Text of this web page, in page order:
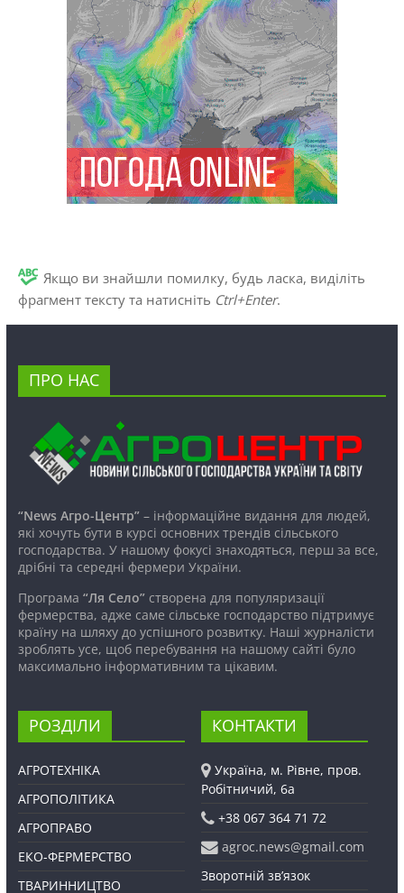
Якщо ви знайшли помилку, будь ласка, виділіть
фрагмент тексту та натисніть Ctrl+Enter.
ПРО НАС
“News Агро-Центр”– інформаційне видання для людей,
які хочуть бути в курсі основних трендів сільського
господарства. У нашому фокусі знаходяться, перш за все,
дрібні та середні фермери України.
Програма “Ля Село”створена для популяризації
фермерства, адже саме сільське господарство підтримує
країну на шляху до успішного розвитку. Наші журналісти
зроблять усе, щоб перебування на нашому сайті було
максимально інформативним та цікавим.
РОЗДІЛИ
АГРОТЕХНІКА
АГРОПОЛІТИКА
АГРОПРАВО
ЕКО-ФЕРМЕРСТВО
ТВАРИННИЦТВО
КОНТАКТИ
Україна, м. Рівне, пров.
Робітничий, 6а
+38 067 364 71 72
agroc.news@gmail.com
Зворотній зв’язок